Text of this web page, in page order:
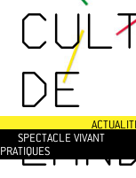
DE
SPECTACLE VIVANT
PRATIQUES